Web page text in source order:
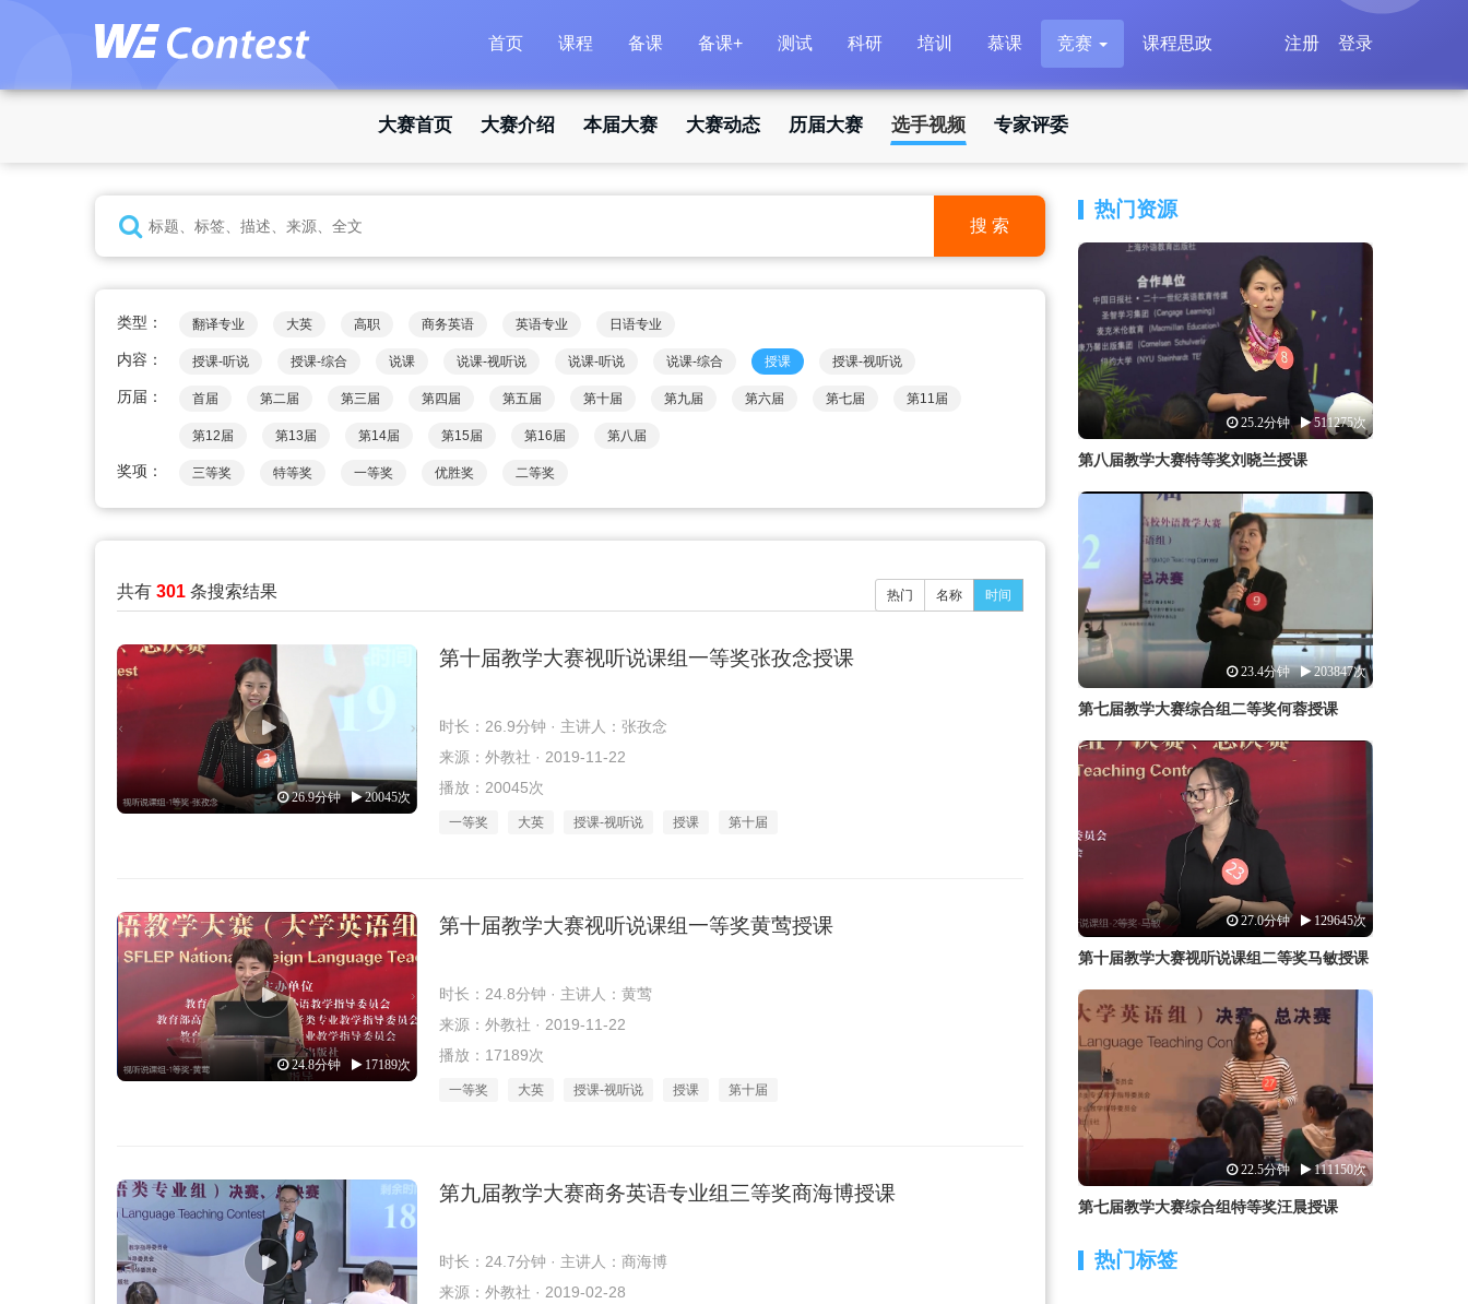
首页 课程 备课 备课+ 测试 科研 培训 慕课 竞赛 课程思政 登录
注册
大赛首页 大赛介绍 本届大赛 大赛动态 历届大赛 选手视频 专家评委
搜 索
类型： 翻译专业 大英 高职 商务英语 英语专业 日语专业
内容： 授课-听说 授课-综合 说课 说课-视听说 说课-听说 说课-综合 授课 授课-视听说
历届： 首届 第二届 第三届 第四届 第五届 第十届 第九届 第六届 第七届 第11届
第12届 第13届 第14届 第15届 第16届 第八届
奖项： 三等奖 特等奖 一等奖 优胜奖 二等奖
共有 301 条搜索结果 热门 名称 时间
26.9分钟 20045次
第十届教学大赛视听说课组一等奖张孜念授课
时长：26.9分钟 · 主讲人：张孜念
来源：外教社 · 2019-11-22
播放：20045次
一等奖 大英 授课-视听说 授课 第十届
24.8分钟 17189次
第十届教学大赛视听说课组一等奖黄莺授课
时长：24.8分钟 · 主讲人：黄莺
来源：外教社 · 2019-11-22
播放：17189次
一等奖 大英 授课-视听说 授课 第十届
第九届教学大赛商务英语专业组三等奖商海博授课
时长：24.7分钟 · 主讲人：商海博
来源：外教社 · 2019-02-28
热门资源
25.2分钟 511275次
第八届教学大赛特等奖刘晓兰授课
23.4分钟 203847次
第七届教学大赛综合组二等奖何蓉授课
27.0分钟 129645次
第十届教学大赛视听说课组二等奖马敏授课
22.5分钟 111150次
第七届教学大赛综合组特等奖汪晨授课
热门标签